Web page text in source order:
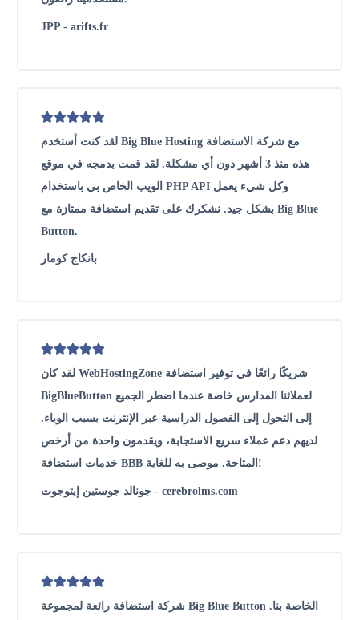
JPP - arifts.fr
لقد كنت أستخدم Big Blue Hosting مع شركة الاستضافة
هذه منذ 3 أشهر دون أي مشكلة. لقد قمت بدمجه في موقع
الويب الخاص بي باستخدام PHP API وكل شيء يعمل
بشكل جيد. نشكرك على تقديم استضافة ممتازة مع Big Blue
Button.
بانكاج كومار
لقد كان WebHostingZone شريكًا رائعًا في توفير استضافة
BigBlueButton لعملائنا المدارس خاصة عندما اضطر الجميع
إلى التحول إلى الفصول الدراسية عبر الإنترنت بسبب الوباء.
لديهم دعم عملاء سريع الاستجابة، ويقدمون واحدة من أرخص
خدمات استضافة BBB المتاحة. موصى به للغاية!
جونالد جوستين إيتوجوت - cerebrolms.com
شركة استضافة رائعة لمجموعة Big Blue Button الخاصة بنا.